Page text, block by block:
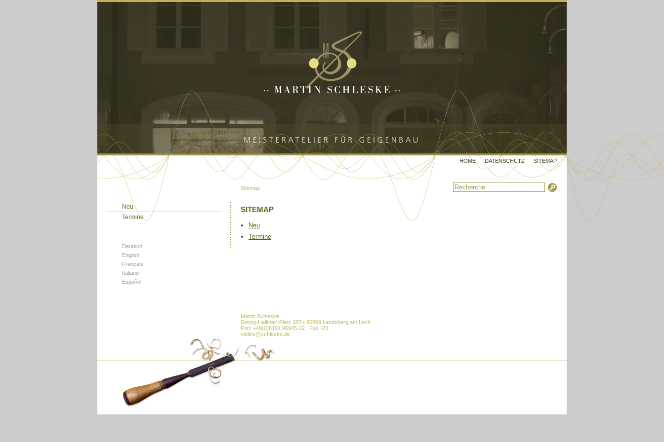
SITEMAP
DATENSCHUTZ
HOME
Sitemap
Neu
Termine
Deutsch
English
Français
Italiano
Español
SITEMAP
Neu
Termine
Martin Schleske
Georg-Hellmair-Platz 382 • 86899 Landsberg am Lech
Fon: +49(0)8191.96945-22 . Fax -23
violins@schleske.de